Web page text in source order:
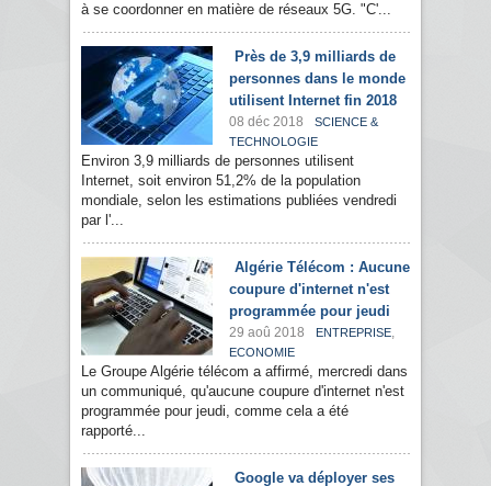
à se coordonner en matière de réseaux 5G. "C'...
Près de 3,9 milliards de
personnes dans le monde
utilisent Internet fin 2018
08 déc 2018
SCIENCE &
TECHNOLOGIE
Environ 3,9 milliards de personnes utilisent
Internet, soit environ 51,2% de la population
mondiale, selon les estimations publiées vendredi
par l'...
Algérie Télécom : Aucune
coupure d'internet n'est
programmée pour jeudi
29 aoû 2018 ENTREPRISE,
ECONOMIE
Le Groupe Algérie télécom a affirmé, mercredi dans
un communiqué, qu'aucune coupure d'internet n'est
programmée pour jeudi, comme cela a été
rapporté...
Google va déployer ses